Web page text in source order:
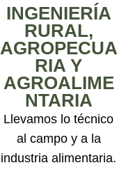
INGENIERÍA
RURAL,
AGROPECUA
RIA Y
AGROALIME
NTARIA
Llevamos lo técnico
al campo y a la
industria alimentaria.